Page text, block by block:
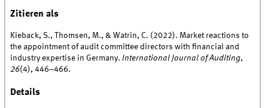
Zitieren als
Kieback, S., Thomsen, M., & Watrin, C. (2022). Market reactions to
the appointment of audit committee directors with financial and
industry expertise in Germany.International Journal of Auditing,
26(4), 446–466.
Details